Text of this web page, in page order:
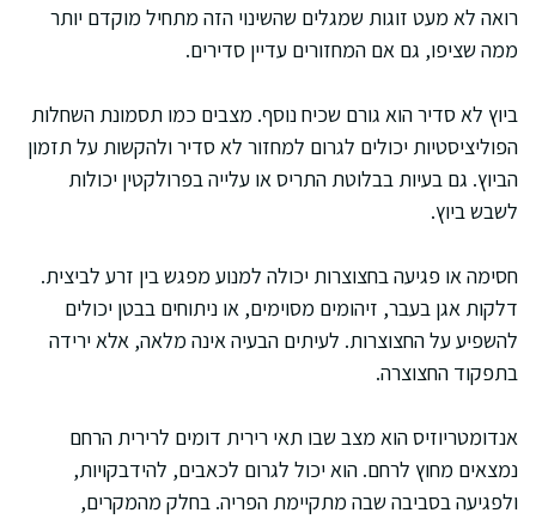
רואה לא מעט זוגות שמגלים שהשינוי הזה מתחיל מוקדם יותר
ממה שציפו, גם אם המחזורים עדיין סדירים.
ביוץ לא סדיר הוא גורם שכיח נוסף. מצבים כמו תסמונת השחלות
הפוליציסטיות יכולים לגרום למחזור לא סדיר ולהקשות על תזמון
הביוץ. גם בעיות בבלוטת התריס או עלייה בפרולקטין יכולות
לשבש ביוץ.
חסימה או פגיעה בחצוצרות יכולה למנוע מפגש בין זרע לביצית.
דלקות אגן בעבר, זיהומים מסוימים, או ניתוחים בבטן יכולים
להשפיע על החצוצרות. לעיתים הבעיה אינה מלאה, אלא ירידה
בתפקוד החצוצרה.
אנדומטריוזיס הוא מצב שבו תאי רירית דומים לרירית הרחם
נמצאים מחוץ לרחם. הוא יכול לגרום לכאבים, להידבקויות,
ולפגיעה בסביבה שבה מתקיימת הפריה. בחלק מהמקרים,